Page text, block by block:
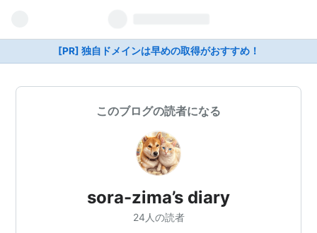
[PR] 独自ドメインは早めの取得がおすすめ！
このブログの読者になる
sora-zima’s diary
24人の読者